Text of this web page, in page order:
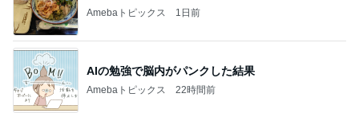
Amebaトピックス 1日前
AIの勉強で脳内がパンクした結果
Amebaトピックス 22時間前